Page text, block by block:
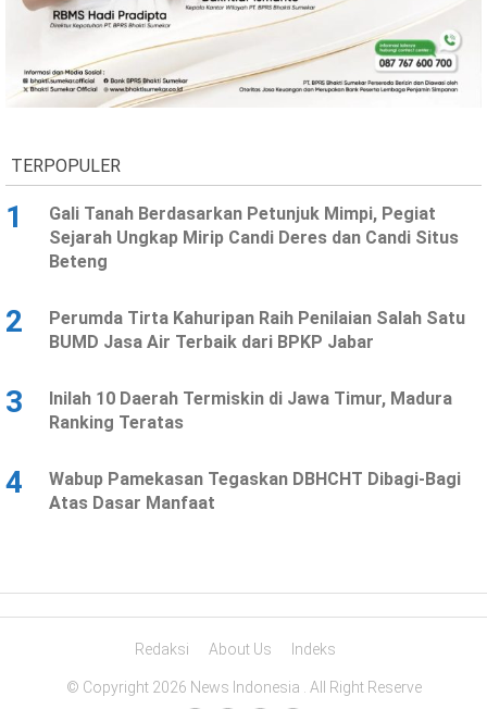
TERPOPULER
1
Gali Tanah Berdasarkan Petunjuk Mimpi, Pegiat
Sejarah Ungkap Mirip Candi Deres dan Candi Situs
Beteng
2
Perumda Tirta Kahuripan Raih Penilaian Salah Satu
BUMD Jasa Air Terbaik dari BPKP Jabar
3
Inilah 10 Daerah Termiskin di Jawa Timur, Madura
Ranking Teratas
4
Wabup Pamekasan Tegaskan DBHCHT Dibagi-Bagi
Atas Dasar Manfaat
Redaksi About Us Indeks
© Copyright 2026 News Indonesia . All Right Reserve